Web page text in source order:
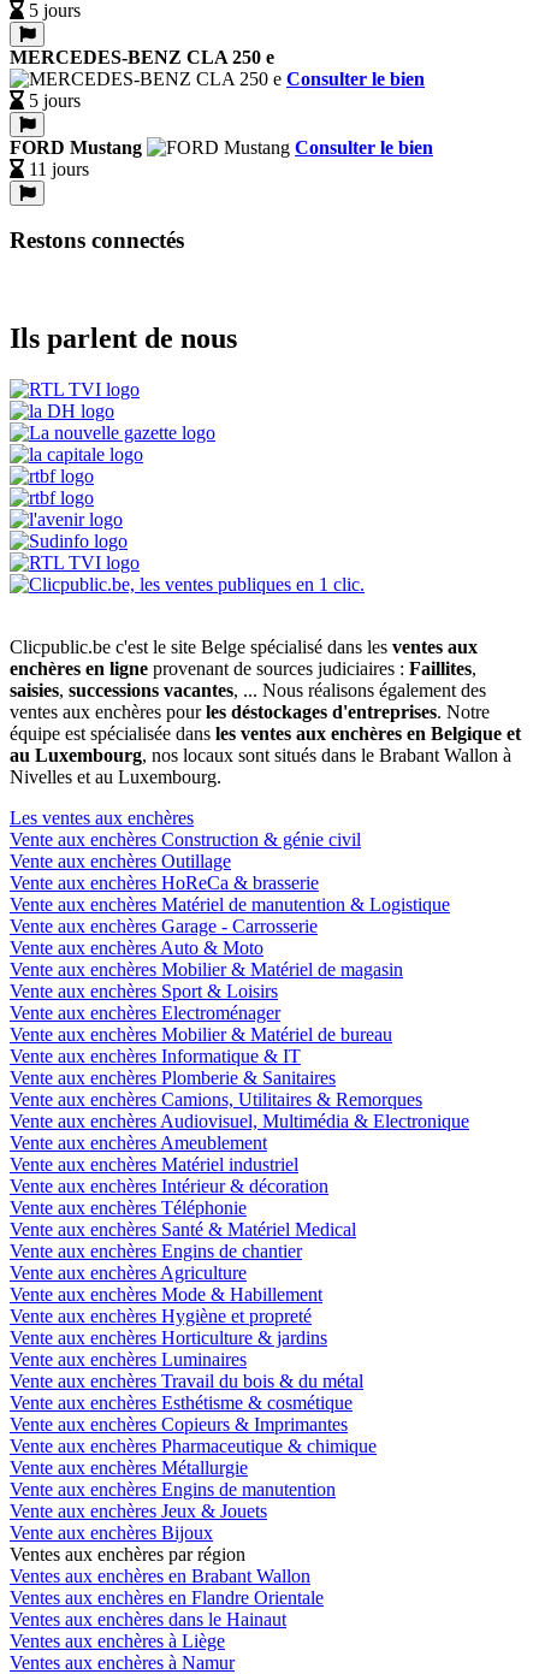
5 jours
MERCEDES-BENZ CLA 250 e
Consulter le bien
5 jours
FORD Mustang
Consulter le bien
11 jours
Restons connectés
Ils parlent de nous
Clicpublic.be c'est le site Belge spécialisé dans les ventes aux
enchères en ligne provenant de sources judiciaires : Faillites,
saisies, successions vacantes, ... Nous réalisons également des
ventes aux enchères pourles déstockages d'entreprises. Notre
équipe est spécialisée dans les ventes aux enchères en Belgique et
au Luxembourg, nos locaux sont situés dans le Brabant Wallon à
Nivelles et au Luxembourg.
Les ventes aux enchères
Vente aux enchères Construction & génie civil
Vente aux enchères Outillage
Vente aux enchères HoReCa & brasserie
Vente aux enchères Matériel de manutention & Logistique
Vente aux enchères Garage - Carrosserie
Vente aux enchères Auto & Moto
Vente aux enchères Mobilier & Matériel de magasin
Vente aux enchères Sport & Loisirs
Vente aux enchères Electroménager
Vente aux enchères Mobilier & Matériel de bureau
Vente aux enchères Informatique & IT
Vente aux enchères Plomberie & Sanitaires
Vente aux enchères Camions, Utilitaires & Remorques
Vente aux enchères Audiovisuel, Multimédia & Electronique
Vente aux enchères Ameublement
Vente aux enchères Matériel industriel
Vente aux enchères Intérieur & décoration
Vente aux enchères Téléphonie
Vente aux enchères Santé & Matériel Medical
Vente aux enchères Engins de chantier
Vente aux enchères Agriculture
Vente aux enchères Mode & Habillement
Vente aux enchères Hygiène et propreté
Vente aux enchères Horticulture & jardins
Vente aux enchères Luminaires
Vente aux enchères Travail du bois & du métal
Vente aux enchères Esthétisme & cosmétique
Vente aux enchères Copieurs & Imprimantes
Vente aux enchères Pharmaceutique & chimique
Vente aux enchères Métallurgie
Vente aux enchères Engins de manutention
Vente aux enchères Jeux & Jouets
Vente aux enchères Bijoux
Ventes aux enchères par région
Ventes aux enchères en Brabant Wallon
Ventes aux enchères en Flandre Orientale
Ventes aux enchères dans le Hainaut
Ventes aux enchères à Liège
Ventes aux enchères à Namur